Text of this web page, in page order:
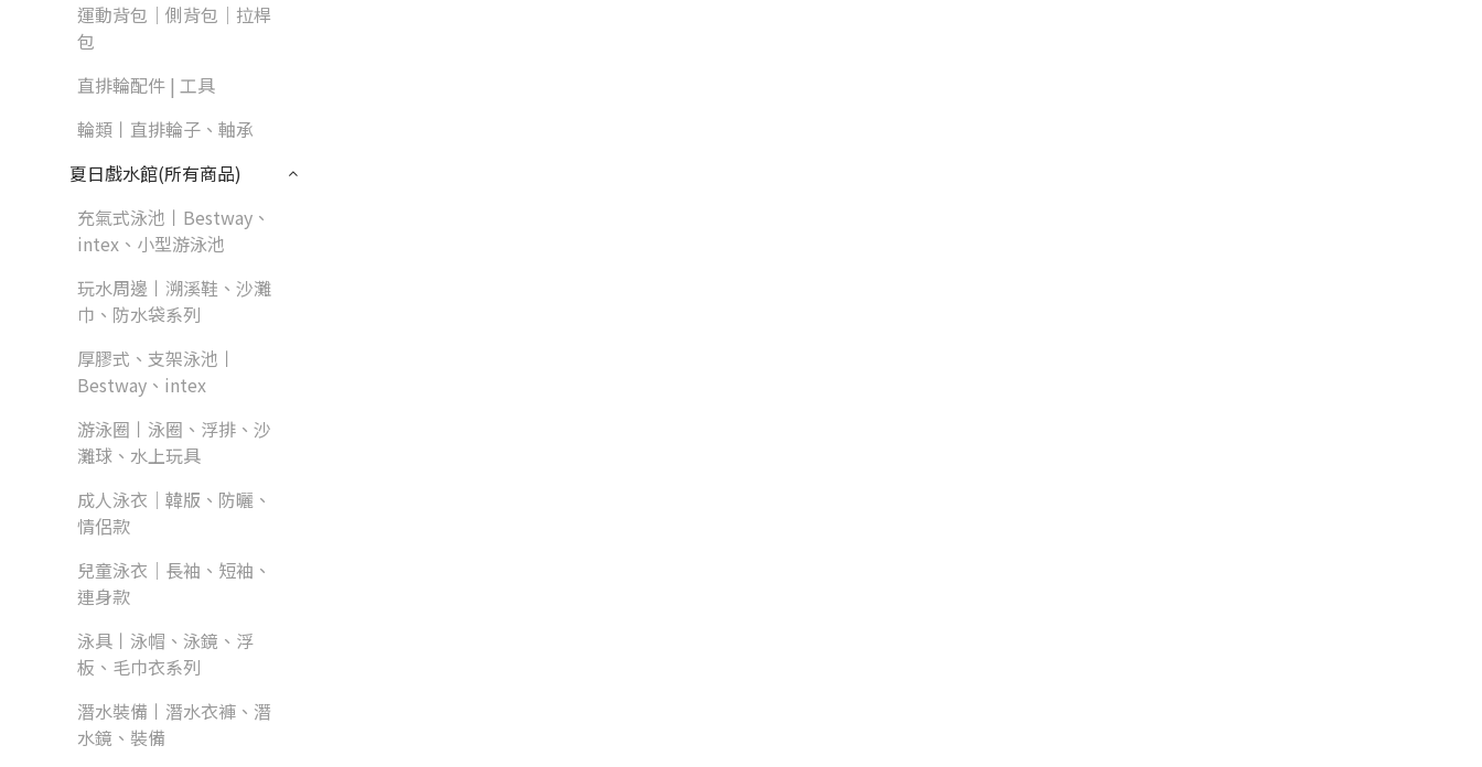
運動背包｜側背包｜拉桿
包
直排輪配件 | 工具
輪類丨直排輪子、軸承
夏日戲水館(所有商品)
充氣式泳池丨Bestway、
intex、小型游泳池
玩水周邊丨溯溪鞋、沙灘
巾、防水袋系列
厚膠式、支架泳池丨
Bestway、intex
游泳圈丨泳圈、浮排、沙
灘球、水上玩具
成人泳衣｜韓版、防曬、
情侶款
兒童泳衣｜長袖、短袖、
連身款
泳具丨泳帽、泳鏡、浮
板、毛巾衣系列
潛水裝備丨潛水衣褲、潛
水鏡、裝備